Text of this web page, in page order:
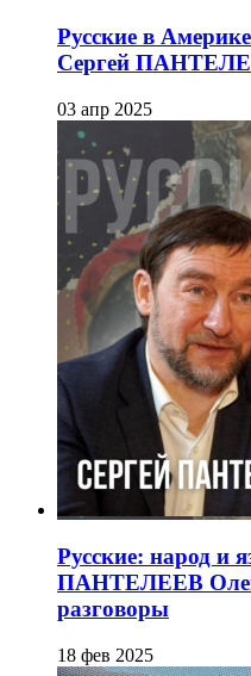
Русские в
Сергей
03 апр 2025
Русские: народ и
ПАНТЕЛЕЕВ
разговоры
18 фев 2025